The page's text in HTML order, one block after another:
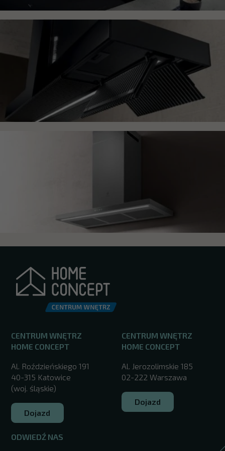
CENTRUM WNĘTRZ
HOME CONCEPT
Al. Roździeńskiego 191
40-315 Katowice
(woj. śląskie)
Dojazd
ODWIEDŹ NAS
CENTRUM WNĘTRZ
HOME CONCEPT
Al. Jerozolimskie 185
02-222 Warszawa
Dojazd